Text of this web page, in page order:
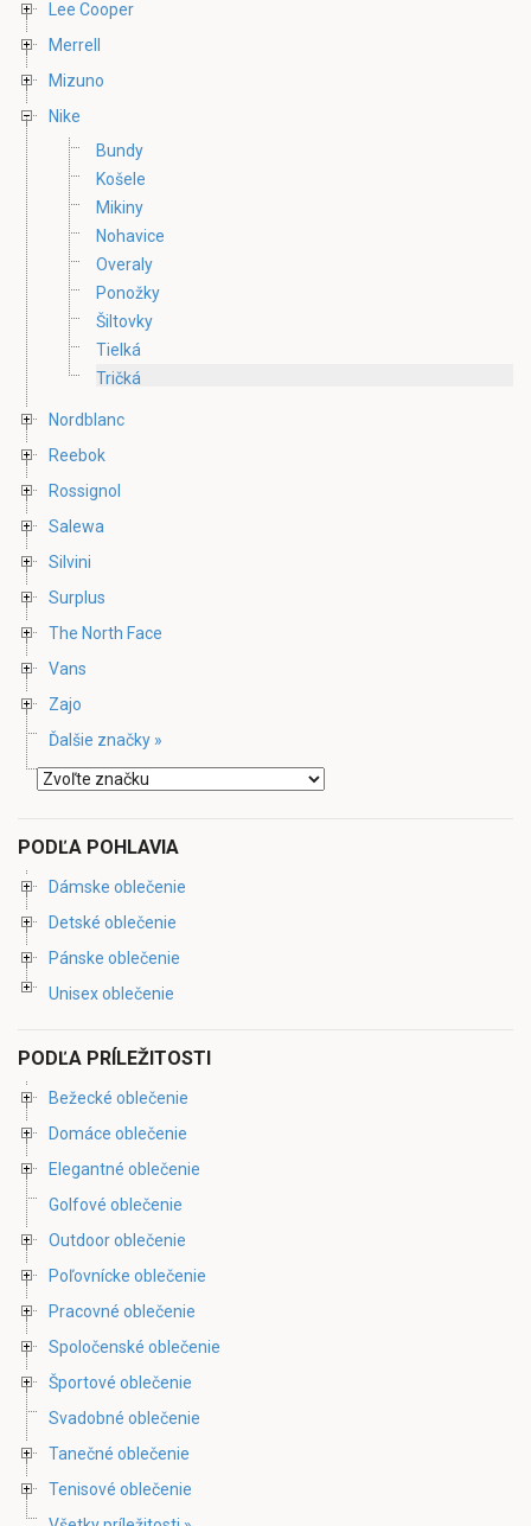
Lee Cooper
Merrell
Mizuno
Nike
Bundy
Košele
Mikiny
Nohavice
Overaly
Ponožky
Šiltovky
Tielká
Tričká
Nordblanc
Reebok
Rossignol
Salewa
Silvini
Surplus
The North Face
Vans
Zajo
Ďalšie značky »
PODĽA POHLAVIA
Dámske oblečenie
Detské oblečenie
Pánske oblečenie
Unisex oblečenie
PODĽA PRÍLEŽITOSTI
Bežecké oblečenie
Domáce oblečenie
Elegantné oblečenie
Golfové oblečenie
Outdoor oblečenie
Poľovnícke oblečenie
Pracovné oblečenie
Spoločenské oblečenie
Športové oblečenie
Svadobné oblečenie
Tanečné oblečenie
Tenisové oblečenie